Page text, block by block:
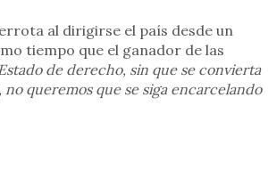
al dirigirse el país desde un
tiempo que el ganador de las
de derecho, sin que se convierta
queremos que se siga encarcelando